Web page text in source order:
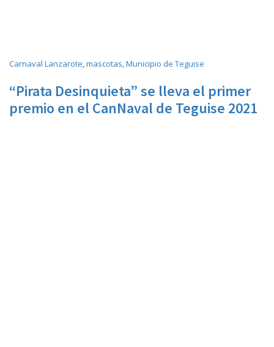
Carnaval Lanzarote,mascotas,Municipio de Teguise
“Pirata Desinquieta” se lleva el primer
premio en el CanNaval de Teguise 2021